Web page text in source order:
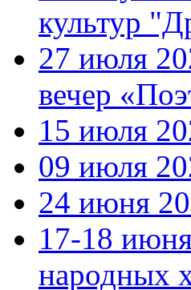
культур
27 июля
вечер
15 июля
09 июля
24 июня
17-18
народных